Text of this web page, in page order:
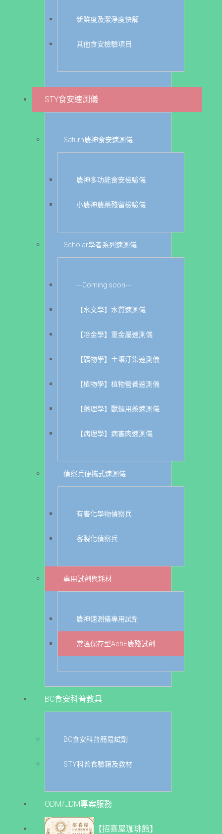
新鮮度及潔淨度快篩
其他食安檢驗項目
STY食安速測儀
Saturn農神食安速測儀
農神多功能食安檢驗儀
小農神農藥殘留檢驗儀
Scholar學者系列速測儀
---Coming soon---
【水文學】水質速測儀
【冶金學】重金屬速測儀
【礦物學】土壤汙染速測儀
【植物學】植物營養速測儀
【藥理學】獸類用藥速測儀
【病理學】病害肉速測儀
偵察兵便攜式速測儀
有害化學物偵察兵
客製化偵察兵
專用試劑與耗材
農神速測儀專用試劑
常溫保存型AchE農殘試劑
BC食安科普教具
BC食安科普簡易試劑
STY科普食驗箱及教材
ODM/JDM專案服務
【招喜屋珈琲館】